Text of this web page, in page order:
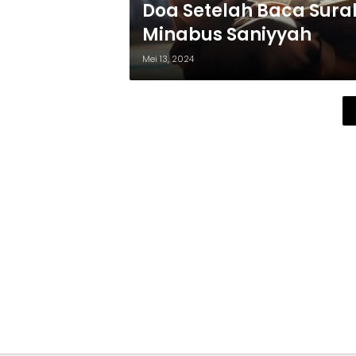
Doa Setelah Baca
Minabus Saniyyah
Mei 13, 2024